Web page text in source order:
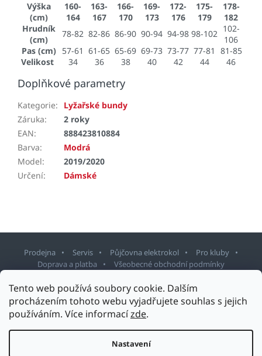
Tento web používá soubory cookie. Dalším
procházením tohoto webu vyjadřujete souhlas s jejich
používáním. Více informacízde.
Nastavení
Výška
(cm)
160-
164
163-
167
166-
170
169-
173
172-
176
175-
179
178-
182
Hrudník
(cm)
78-82 82-86 86-90 90-94 94-98 98-102 102-
106
Pas (cm)
57-61 61-65 65-69 69-73 73-77 77-81
81-85
Velikost
34 36 38 40 42 44 46
Doplňkové parametry
Kategorie:
Lyžařské bundy
Záruka:
2 roky
EAN:
888423810884
Barva:
Modrá
Model:
2019/2020
Určení: Dámské
Prodejna Servis Půjčovna elektrokol
Pro kluby
Doprava a platba
Všeobecné obchodní podmínky
Upravit nastavení cookies
Design šablony vytvořilShoptetak.cz